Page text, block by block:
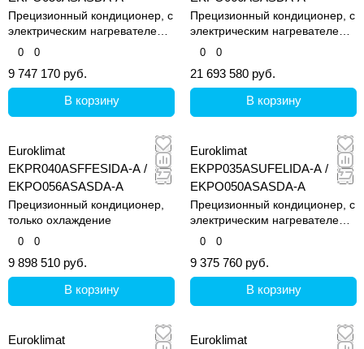
Прецизионный кондиционер, с
электрическим нагревателем и
увлажнителем
0 0
9 747 170 руб.
В корзину
Прецизионный кондиционер, с
электрическим нагревателем и
увлажнителем
0 0
21 693 580 руб.
В корзину
Euroklimat
EKPR040ASFFESIDA-A /
EKPO056ASASDA-A
Прецизионный кондиционер,
только охлаждение
0 0
9 898 510 руб.
В корзину
Euroklimat
EKPP035ASUFELIDA-A /
EKPO050ASASDA-A
Прецизионный кондиционер, с
электрическим нагревателем и
увлажнителем
0 0
9 375 760 руб.
В корзину
Euroklimat
Euroklimat